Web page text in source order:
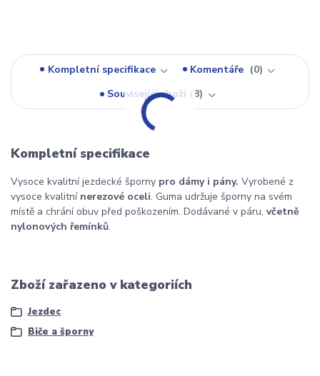
Kompletní specifikace Komentáře
0
Související zboží 8
Kompletní specifikace
Vysoce kvalitní jezdecké šporny pro dámy i pány. Vyrobené z
vysoce kvalitní nerezové oceli. Guma udržuje šporny na svém
místě a chrání obuv před poškozením. Dodávané v páru, včetně
nylonových řemínků.
Zboží zařazeno v kategoriích
Jezdec
Biče a šporny